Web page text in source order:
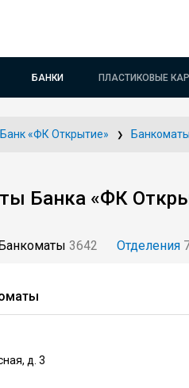
БАНКИ ПЛАСТИКОВЫЕ
Банк «ФК Открытие» Банкоматы
Банка «ФК
3642 Отделения
д. 3